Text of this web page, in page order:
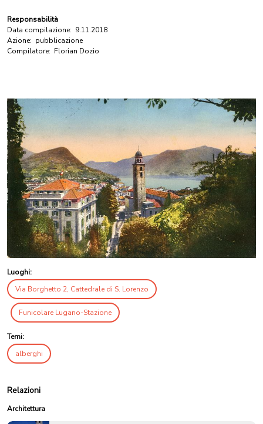
Responsabilità
Data compilazione: 9.11.2018
Azione: pubblicazione
Compilatore: Florian Dozio
Luoghi:
Via Borghetto 2, Cattedrale di S. Lorenzo
Funicolare Lugano-Stazione
Temi:
alberghi
Relazioni
Architettura